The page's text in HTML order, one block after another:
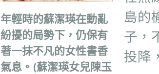
年輕時的蘇潔瑛在動亂
紛擾的局勢下，仍保有
著一抹不凡的女性書香
氣息。(蘇潔瑛女兒陳玉
島的
子，
投降